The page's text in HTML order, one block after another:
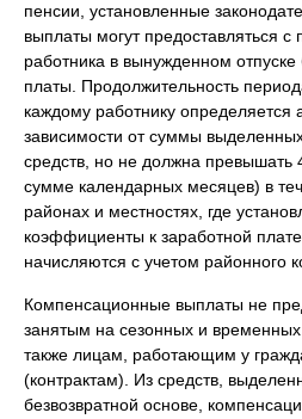
пенсии, установленные
выплаты могут предоставляться с
работника в вынужденном
платы. Продолжительность
каждому работнику определяется
зависимости от суммы
средств, но не должна превышать
сумме календарных месяцев) в
районах и местностях, где
коэффициенты к заработной
начисляются с учетом районного
Компенсационные выплаты не
занятым на сезонных и
также лицам, работающим у
(контрактам). Из средств,
безвозвратной основе,